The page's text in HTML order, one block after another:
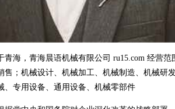
海，青海晨语机械有限公司 ru15.com 经营
售；机械设计、机械加工、机械制造、机械研
、专用设备、通用设备、机械零部件